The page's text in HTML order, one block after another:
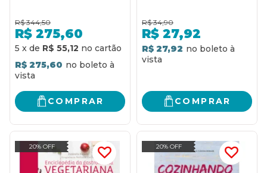
R$ 344,50
R$ 275,60
5 x de R$ 55,12
R$ 275,60
COMPRAR
R$ 34,90
R$ 27,92
R$ 27,92
COMPRAR
20% OFF 20% OFF